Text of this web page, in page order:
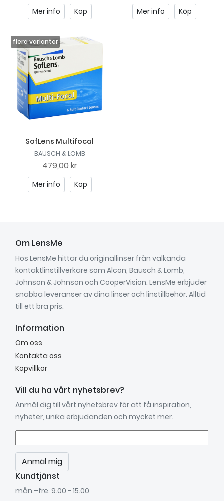
Mer info
Köp
Mer info
Köp
SofLens Multifocal
BAUSCH & LOMB
479,00 kr
Mer info Köp
Om LensMe
Hos LensMe hittar du originallinser från välkända
kontaktlinstillverkare som Alcon, Bausch & Lomb,
Johnson & Johnson och CooperVision. LensMe erbjuder
snabba leveranser av dina linser och linstillbehör. Alltid
till ett bra pris.
Information
Om oss
Kontakta oss
Köpvillkor
Vill du ha vårt nyhetsbrev?
Anmäl dig till vårt nyhetsbrev för att få inspiration,
nyheter, unika erbjudanden och mycket mer.
Anmäl mig
Kundtjänst
mån.–fre. 9.00 - 15.00